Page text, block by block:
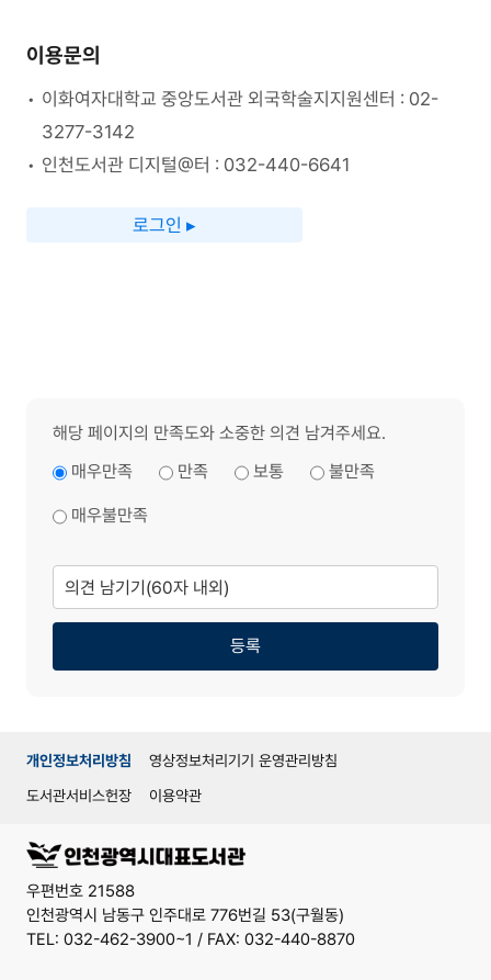
이용문의
이화여자대학교 중앙도서관 외국학술지지원센터 : 02-
3277-3142
인천도서관 디지털@터 : 032-440-6641
로그인 ▸
해당 페이지의 만족도와 소중한 의견 남겨주세요.
매우만족
만족 보통 불만족
매우불만족
의
견
남
기
등록
개인정보처리방침
영상정보처리기기 운영관리방침
도서관서비스헌장
이용약관
우편번호 21588
인천광역시 남동구 인주대로 776번길 53(구월동)
TEL: 032-462-3900~1 / FAX: 032-440-8870